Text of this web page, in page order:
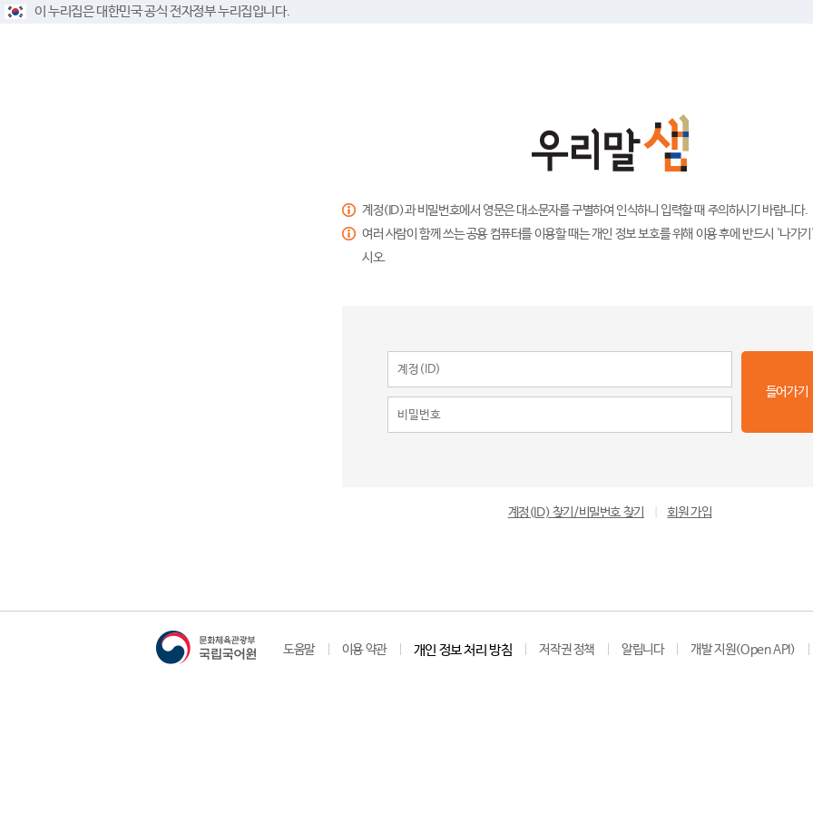
이 누리집은 대한민국 공식 전자정부 누리집입니다.
계정(ID)과 비밀번호에서 영문은 대소문자를 구별하여 인식하니 입력할 때 주의하시기 바랍니다.
여러 사람이 함께 쓰는 공용 컴퓨터를 이용할 때는 개인 정보 보호를 위해 이용 후에 반드시 '나가
시오.
들어가기
계정(ID) 찾기/비밀번호 찾기 회원 가입
도움말 이용 약관 개인 정보 처리 방침 저작권 정책 알립니다 개발 지원(Open API)